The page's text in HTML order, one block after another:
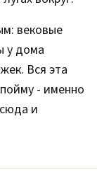
вековые
у дома
Вся эта
- именно
и